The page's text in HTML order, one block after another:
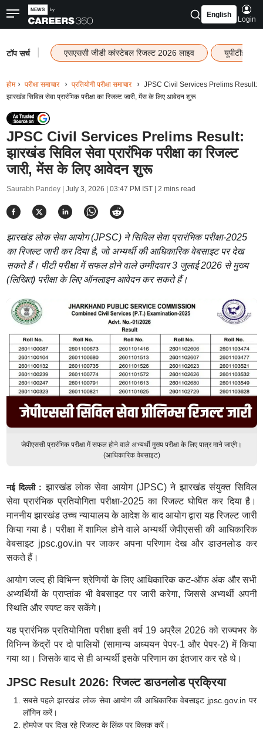
English
Login
टॉप सर्च एसएससी जीडी कांस्टेबल रिजल्ट 2026 लाइव यूपीटीईटी
होम परीक्षा समाचार प्रतियोगी परीक्षा समाचार
JPSC Civil Services Prelims Result:
झारखंड सिविल सेवा प्रारंभिक परीक्षा का रिजल्ट जारी, मेंस के लिए आवेदन शुरू
JPSC Civil Services Prelims Result:
झारखंड सिविल सेवा प्रारंभिक परीक्षा का रिजल्ट
जारी, मेंस के लिए आवेदन शुरू
Saurabh Pandey | July 3, 2026 | 03:47 PM IST| 2 mins read
झारखंड लोक सेवा आयोग (JPSC) ने सिविल सेवा प्रारंभिक परीक्षा-2025
का रिजल्ट जारी कर दिया है, जो अभ्यर्थी की आधिकारिक वेबसाइट पर देख
सकते हैं। पीटी परीक्षा में सफल होने वाले उम्मीदवार 3 जुलाई 2026 से मुख्य
(लिखित) परीक्षा के लिए ऑनलाइन आवेदन कर सकते हैं।
जेपीएससी प्रारंभिक परीक्षा में सफल होने वाले अभ्यर्थी मुख्य परीक्षा के लिए पात्र माने जाएंगे।
(आधिकारिक वेबसाइट)
नई दिल्ली :झारखंड लोक सेवा आयोग (JPSC) ने झारखंड संयुक्त सिविल
सेवा प्रारंभिक प्रतियोगिता परीक्षा-2025 का रिजल्ट घोषित कर दिया है।
माननीय झारखंड उच्च न्यायालय के आदेश के बाद आयोग द्वारा यह रिजल्ट जारी
किया गया है। परीक्षा में शामिल होने वाले अभ्यर्थी जेपीएससी की आधिकारिक
वेबसाइट jpsc.gov.in पर जाकर अपना परिणाम देख और डाउनलोड कर
सकते हैं।
आयोग जल्द ही विभिन्न श्रेणियों के लिए आधिकारिक कट-ऑफ अंक और सभी
अभ्यर्थियों के प्राप्तांक भी वेबसाइट पर जारी करेगा, जिससे अभ्यर्थी अपनी
स्थिति और स्पष्ट कर सकेंगे।
यह प्रारंभिक प्रतियोगिता परीक्षा इसी वर्ष 19 अप्रैल 2026 को राज्यभर के
विभिन्न केंद्रों पर दो पालियों (सामान्य अध्ययन पेपर-1 और पेपर-2) में किया
गया था। जिसके बाद से ही अभ्यर्थी इसके परिणाम का इंतजार कर रहे थे।
JPSC Result 2026: रिजल्ट डाउनलोड प्रक्रिया
सबसे पहले झारखंड लोक सेवा आयोग की आधिकारिक वेबसाइट jpsc.gov.in पर
लॉगिन करें।
होमपेज पर दिख रहे रिजल्ट के लिंक पर क्लिक करें।